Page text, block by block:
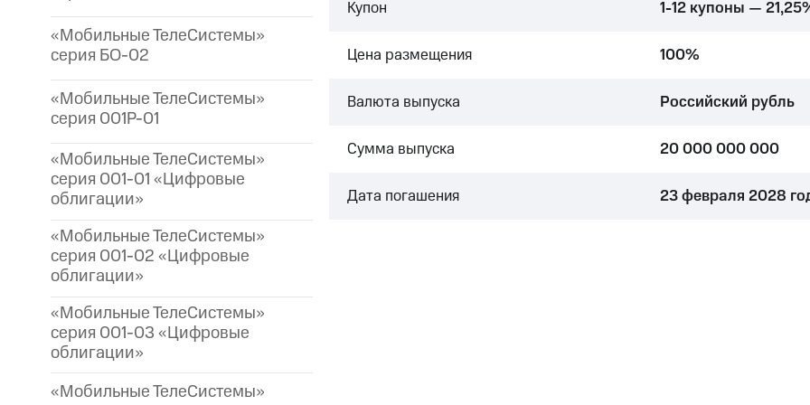
«Мобильные ТелеСистемы»
серия БО-02
«Мобильные ТелеСистемы»
серия 001P-01
«Мобильные ТелеСистемы»
серия 001-01 «Цифровые
облигации»
«Мобильные ТелеСистемы»
серия 001-02 «Цифровые
облигации»
«Мобильные ТелеСистемы»
серия 001-03 «Цифровые
облигации»
«Мобильные ТелеСистемы»
Купон 1-12 купоны —
Цена размещения 100%
Валюта выпуска Российский рубль
Сумма выпуска 20 000 000 000
Дата погашения 23 февраля 2028